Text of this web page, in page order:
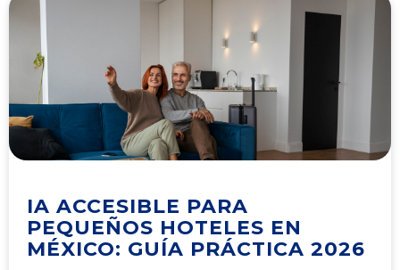
IA ACCESIBLE PARA
PEQUEÑOS HOTELES EN
MÉXICO: GUÍA PRÁCTICA 2026